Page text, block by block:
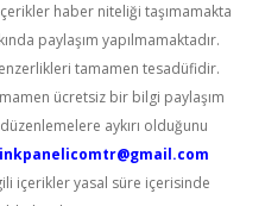
haber niteliği taşımamakta
paylaşım yapılmamaktadır.
tamamen tesadüfidir.
ücretsiz bir bilgi paylaşım
aykırı olduğunu
içerikler yasal süre içerisinde